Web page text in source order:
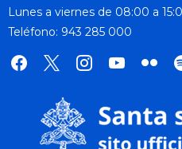
Lunes a viernes de 08:00 a
Teléfono: 943 285 000
facebook
x instagramyoutube
flickr